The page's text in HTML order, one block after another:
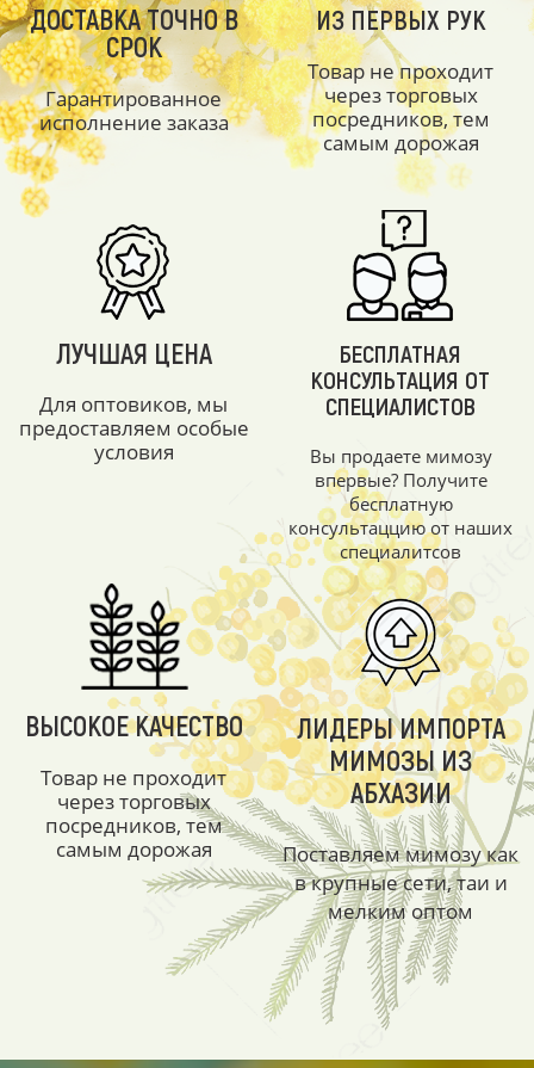
ДОСТАВКА ТОЧНО В
СРОК
Гарантированное
исполнение заказа
ИЗ ПЕРВЫХ РУК
Товар не проходит
через торговых
посредников, тем
самым дорожая
ЛУЧШАЯ ЦЕНА
Для оптовиков, мы
предоставляем особые
условия
БЕСПЛАТНАЯ
КОНСУЛЬТАЦИЯ ОТ
СПЕЦИАЛИСТОВ
Вы продаете мимозу
впервые? Получите
бесплатную
консультаццию от наших
специалитсов
ВЫСОКОЕ КАЧЕСТВО
Товар не проходит
через торговых
посредников, тем
самым дорожая
ЛИДЕРЫ ИМПОРТА
МИМОЗЫ ИЗ
АБХАЗИИ
Поставляем мимозу как
в крупные сети, таи и
мелким оптом